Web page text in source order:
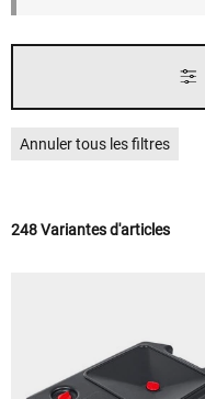
Annuler tous les filtres
248 Variantes d'articles